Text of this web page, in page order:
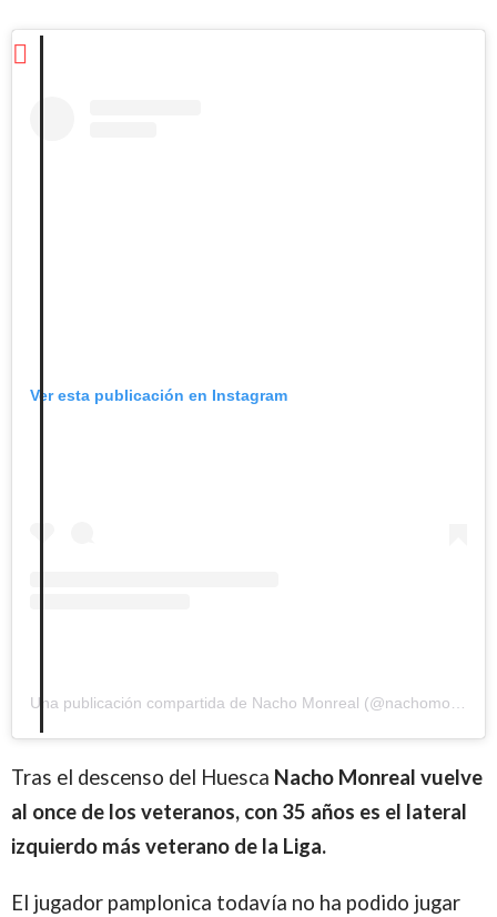
Ver esta publicación en Instagram
Tras el descenso del Huesca Nacho Monreal vuelve
al once de los veteranos, con 35 años es el lateral
izquierdo más veterano de la Liga.
El jugador pamplonica todavía no ha podido jugar